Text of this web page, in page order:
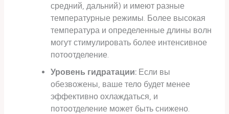
средний, дальний) и имеют разные
температурные режимы. Более высокая
температура и определенные длины волн
могут стимулировать более интенсивное
потоотделение.
Уровень гидратации:Если вы
обезвожены, ваше тело будет менее
эффективно охлаждаться, и
потоотделение может быть снижено.